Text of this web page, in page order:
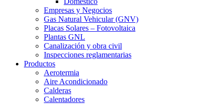
Empresas y Negocios
Gas Natural Vehicular (GNV)
Placas Solares – Fotovoltaica
Plantas GNL
Canalización y obra civil
Inspecciones reglamentarias
Productos
Aerotermia
Aire Acondicionado
Calderas
Calentadores